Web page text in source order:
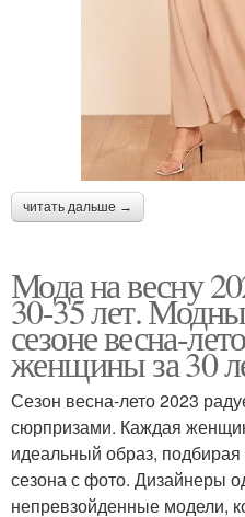
читать дальше →
Мода на весну
30-35 лет.
сезоне весна-
женщины за 30
Сезон весна-лето 2023
сюрпризами. Каждая
идеальный образ,
сезона с фото. Дизайнеры
непревзойденные модели,